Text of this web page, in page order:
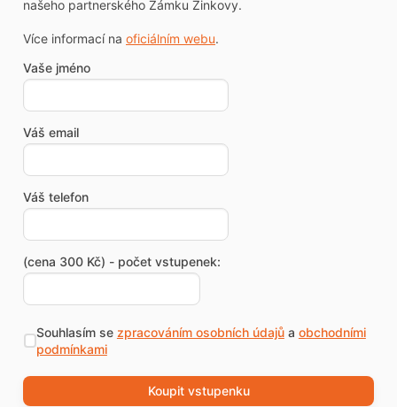
našeho partnerského Zámku Žinkovy.
Více informací na oficiálním webu.
Vaše jméno
Váš email
Váš telefon
(cena 300 Kč) - počet vstupenek:
Souhlasím se zpracováním osobních údajůa obchodními
podmínkami
Koupit vstupenku